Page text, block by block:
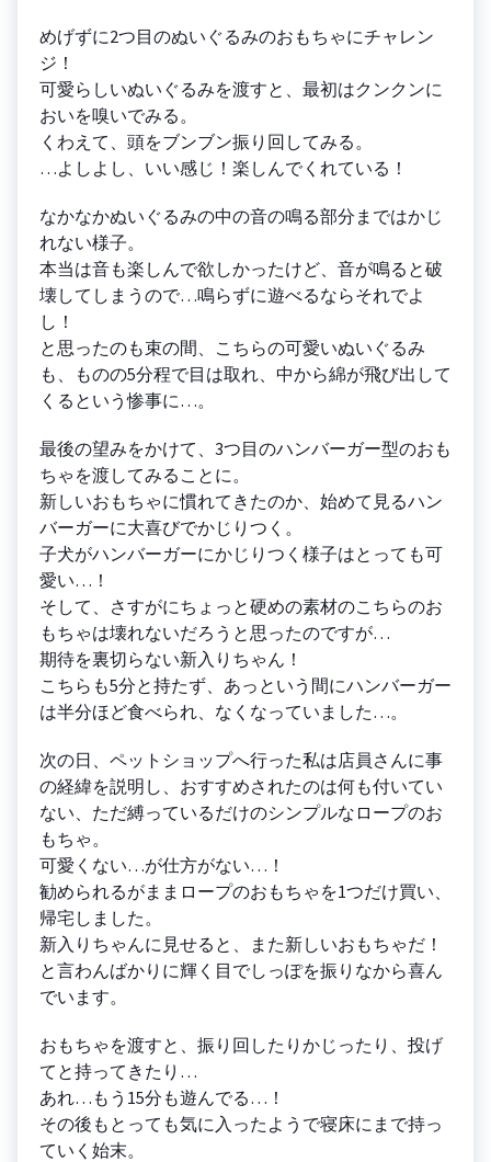
めげずに2つ目のぬいぐるみのおもちゃにチャレン
ジ！
可愛らしいぬいぐるみを渡すと、最初はクンクンに
おいを嗅いでみる。
くわえて、頭をブンブン振り回してみる。
…よしよし、いい感じ！楽しんでくれている！
なかなかぬいぐるみの中の音の鳴る部分まではかじ
れない様子。
本当は音も楽しんで欲しかったけど、音が鳴ると破
壊してしまうので…鳴らずに遊べるならそれでよ
し！
と思ったのも束の間、こちらの可愛いぬいぐるみ
も、ものの5分程で目は取れ、中から綿が飛び出して
くるという惨事に…。
最後の望みをかけて、3つ目のハンバーガー型のおも
ちゃを渡してみることに。
新しいおもちゃに慣れてきたのか、始めて見るハン
バーガーに大喜びでかじりつく。
子犬がハンバーガーにかじりつく様子はとっても可
愛い…！
そして、さすがにちょっと硬めの素材のこちらのお
もちゃは壊れないだろうと思ったのですが…
期待を裏切らない新入りちゃん！
こちらも5分と持たず、あっという間にハンバーガー
は半分ほど食べられ、なくなっていました…。
次の日、ペットショップへ行った私は店員さんに事
の経緯を説明し、おすすめされたのは何も付いてい
ない、ただ縛っているだけのシンプルなロープのお
もちゃ。
可愛くない…が仕方がない…！
勧められるがままロープのおもちゃを1つだけ買い、
帰宅しました。
新入りちゃんに見せると、また新しいおもちゃだ！
と言わんばかりに輝く目でしっぽを振りなから喜ん
でいます。
おもちゃを渡すと、振り回したりかじったり、投げ
てと持ってきたり…
あれ…もう15分も遊んでる…！
その後もとっても気に入ったようで寝床にまで持っ
ていく始末。